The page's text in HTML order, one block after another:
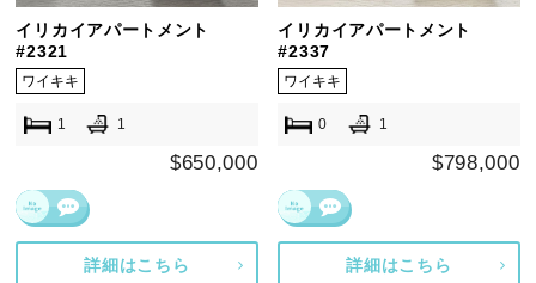
イリカイアパートメント
#2321
ワイキキ
1 1
$650,000
詳細はこちら
イリカイアパートメント
#2337
ワイキキ
0 1
$798,000
詳細はこちら